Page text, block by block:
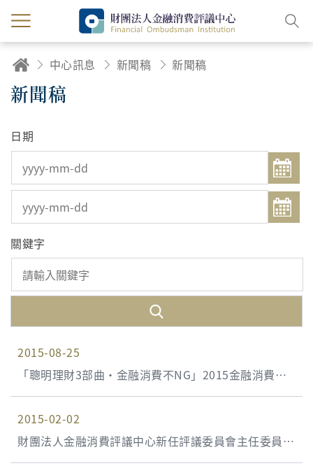
中心訊息 新聞稿 新聞稿
新聞稿
日期
關鍵字
2015-08-25
「聰明理財3部曲‧金融消費不NG」2015金融消費者
宣導講座 8/25台北首場講座已報名額滿 其他場次尚有
名額 請盡速報名
2015-02-02
財團法人金融消費評議中心新任評議委員會主任委員兼
任總經理接任